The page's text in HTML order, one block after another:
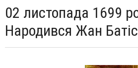
02 листопада 1699
Народився Жан